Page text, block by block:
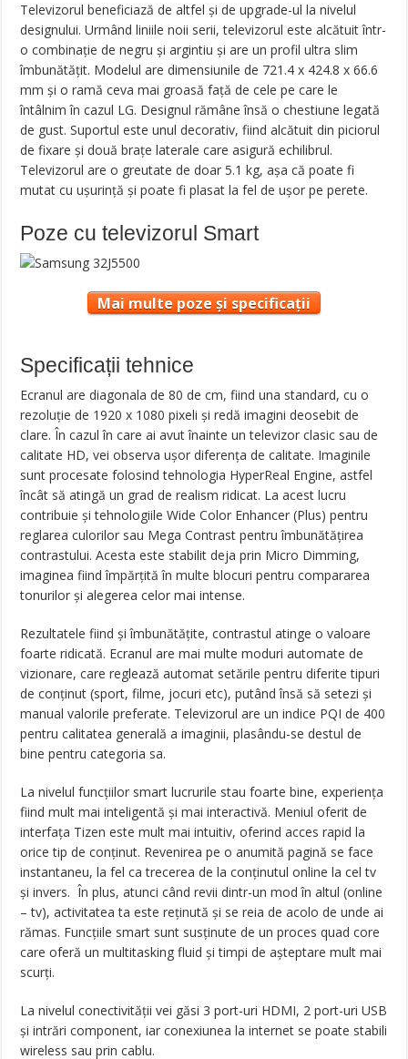
Televizorul beneficiază de altfel și de upgrade-ul la nivelul
designului. Urmând liniile noii serii, televizorul este alcătuit într-
o combinație de negru și argintiu și are un profil ultra slim
îmbunătățit. Modelul are dimensiunile de 721.4 x 424.8 x 66.6
mm și o ramă ceva mai groasă față de cele pe care le
întâlnim în cazul LG. Designul rămâne însă o chestiune legată
de gust. Suportul este unul decorativ, fiind alcătuit din piciorul
de fixare și două brațe laterale care asigură echilibrul.
Televizorul are o greutate de doar 5.1 kg, așa că poate fi
mutat cu ușurință și poate fi plasat la fel de ușor pe perete.
Poze cu televizorul Smart
Mai multe poze și specificații
Specificații tehnice
Ecranul are diagonala de 80 de cm, fiind una standard, cu o
rezoluție de 1920 x 1080 pixeli și redă imagini deosebit de
clare. În cazul în care ai avut înainte un televizor clasic sau de
calitate HD, vei observa ușor diferența de calitate. Imaginile
sunt procesate folosind tehnologia HyperReal Engine, astfel
încât să atingă un grad de realism ridicat. La acest lucru
contribuie și tehnologiile Wide Color Enhancer (Plus) pentru
reglarea culorilor sau Mega Contrast pentru îmbunătățirea
contrastului. Acesta este stabilit deja prin Micro Dimming,
imaginea fiind împărțită în multe blocuri pentru compararea
tonurilor și alegerea celor mai intense.
Rezultatele fiind și îmbunătățite, contrastul atinge o valoare
foarte ridicată. Ecranul are mai multe moduri automate de
vizionare, care reglează automat setările pentru diferite tipuri
de conținut (sport, filme, jocuri etc), putând însă să setezi și
manual valorile preferate. Televizorul are un indice PQI de 400
pentru calitatea generală a imaginii, plasându-se destul de
bine pentru categoria sa.
La nivelul funcțiilor smart lucrurile stau foarte bine, experiența
fiind mult mai inteligentă și mai interactivă. Meniul oferit de
interfața Tizen este mult mai intuitiv, oferind acces rapid la
orice tip de conținut. Revenirea pe o anumită pagină se face
instantaneu, la fel ca trecerea de la conținutul online la cel tv
și invers. În plus, atunci când revii dintr-un mod în altul (online
– tv), activitatea ta este reținută și se reia de acolo de unde ai
rămas. Funcțiile smart sunt susținute de un proces quad core
care oferă un multitasking fluid și timpi de așteptare mult mai
scurți.
La nivelul conectivității vei găsi 3 port-uri HDMI, 2 port-uri USB
și intrări component, iar conexiunea la internet se poate stabili
wireless sau prin cablu.